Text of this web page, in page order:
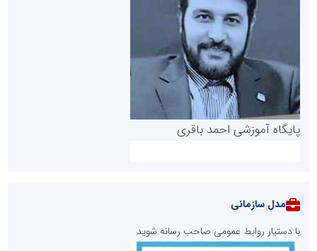
پایگاه آموزشی احمد باقری
مدل سازمانی
با دستیار روابط عمومی صاحب رسانه شوید